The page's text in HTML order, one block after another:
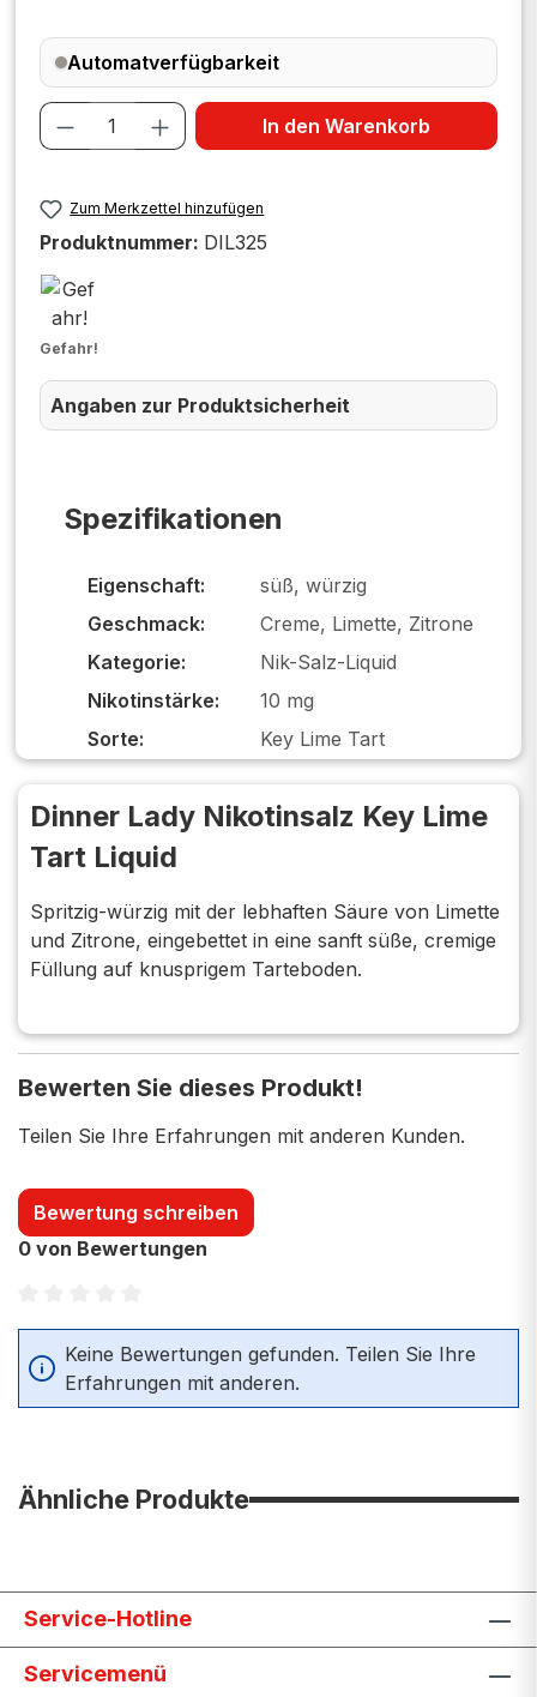
Spezifikationen
Eigenschaft:
süß, würzig
Geschmack:
Creme, Limette, Zitrone
Kategorie:
Nik-Salz-Liquid
Nikotinstärke:
10 mg
Sorte:
Key Lime Tart
Automatverfügbarkeit
Produkt Anzahl: Gib den
In den Warenkorb
Zum Merkzettel hinzufügen
Produktnummer: DIL325
Gefahr!
Angaben zur Produktsicherheit
Dinner Lady Nikotinsalz Key Lime
Tart Liquid
Spritzig-würzig mit der lebhaften Säure von Limette
und Zitrone, eingebettet in eine sanft süße, cremige
Füllung auf knusprigem Tarteboden.
Bewerten Sie dieses Produkt!
Teilen Sie Ihre Erfahrungen mit anderen Kunden.
Bewertung schreiben
0 von Bewertungen
Durchschnittliche Bewertung von 0 von 5 Sternen
Keine Bewertungen gefunden. Teilen Sie Ihre
Erfahrungen mit anderen.
Ähnliche Produkte
Service-Hotline
Servicemenü